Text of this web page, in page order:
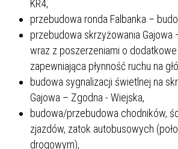
KR4,
przebudowa ronda Falbanka –
przebudowa skrzyżowania Gajowa
wraz z poszerzeniami o
zapewniająca płynność ruchu na
budowa sygnalizacji świetlnej na
Gajowa – Zgodna - Wiejska,
budowa/przebudowa chodników,
zjazdów, zatok autobusowych
drogowym),